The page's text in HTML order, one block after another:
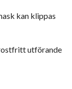
kan klippas
utförande